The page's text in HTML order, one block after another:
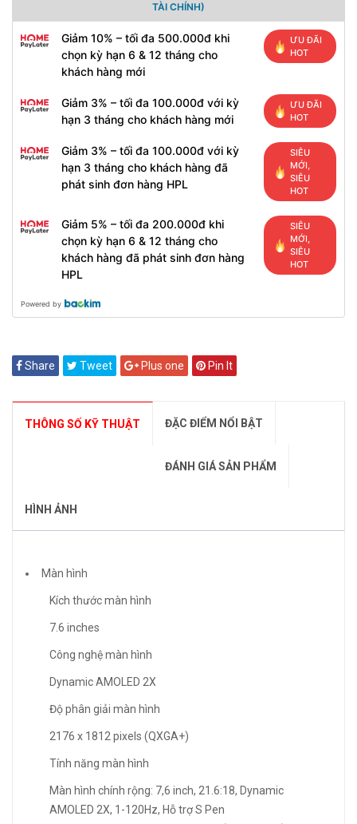
TÀI CHÍNH)
Giảm 10% – tối đa 500.000đ khi
chọn kỳ hạn 6 & 12 tháng cho
khách hàng mới
ƯU ĐÃI
HOT
Giảm 3% – tối đa 100.000đ với kỳ
hạn 3 tháng cho khách hàng mới
ƯU ĐÃI
HOT
Giảm 3% – tối đa 100.000đ với kỳ
hạn 3 tháng cho khách hàng đã
phát sinh đơn hàng HPL
SIÊU
MỚI,
SIÊU
HOT
Giảm 5% – tối đa 200.000đ khi
chọn kỳ hạn 6 & 12 tháng cho
khách hàng đã phát sinh đơn hàng
HPL
SIÊU
MỚI,
SIÊU
HOT
Powered by
Share Tweet Plus one Pin It
THÔNG SỐ KỸ THUẬT ĐẶC ĐIỂM NỔI BẬT
ĐÁNH GIÁ SẢN PHẨM
HÌNH ẢNH
Màn hình
Kích thước màn hình
7.6 inches
Công nghệ màn hình
Dynamic AMOLED 2X
Độ phân giải màn hình
2176 x 1812 pixels (QXGA+)
Tính năng màn hình
Màn hình chính rộng: 7,6 inch, 21.6:18, Dynamic
AMOLED 2X, 1-120Hz, Hỗ trợ S Pen